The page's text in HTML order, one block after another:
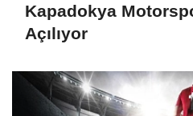
Kapadokya
Açılıyor